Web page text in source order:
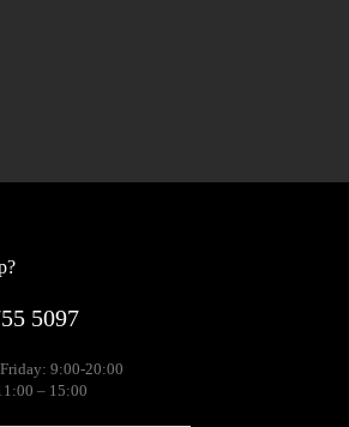
5097
9:00-20:00
– 15:00